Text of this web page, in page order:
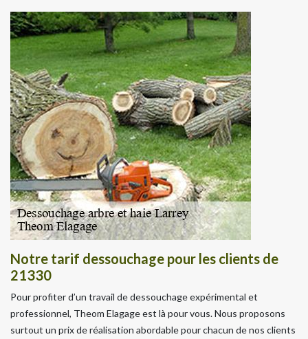
Notre tarif dessouchage pour les clients de
21330
Pour profiter d’un travail de dessouchage expérimental et
professionnel, Theom Elagage est là pour vous. Nous proposons
surtout un prix de réalisation abordable pour chacun de nos clients